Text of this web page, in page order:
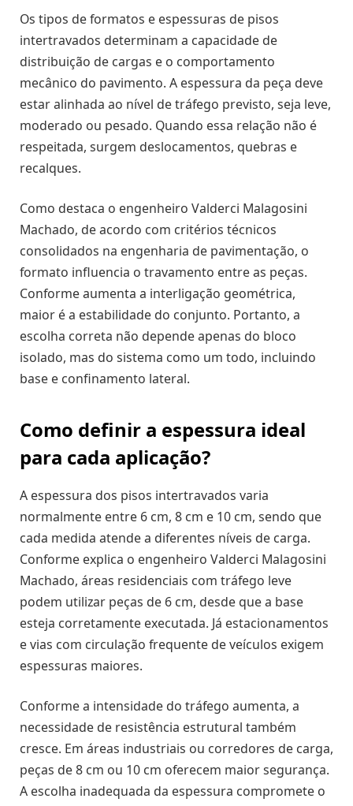
Os tipos de formatos e espessuras de pisos
intertravados determinam a capacidade de
distribuição de cargas e o comportamento
mecânico do pavimento. A espessura da peça deve
estar alinhada ao nível de tráfego previsto, seja leve,
moderado ou pesado. Quando essa relação não é
respeitada, surgem deslocamentos, quebras e
recalques.
Como destaca o engenheiro Valderci Malagosini
Machado, de acordo com critérios técnicos
consolidados na engenharia de pavimentação, o
formato influencia o travamento entre as peças.
Conforme aumenta a interligação geométrica,
maior é a estabilidade do conjunto. Portanto, a
escolha correta não depende apenas do bloco
isolado, mas do sistema como um todo, incluindo
base e confinamento lateral.
Como definir a espessura ideal
para cada aplicação?
A espessura dos pisos intertravados varia
normalmente entre 6 cm, 8 cm e 10 cm, sendo que
cada medida atende a diferentes níveis de carga.
Conforme explica o engenheiro Valderci Malagosini
Machado, áreas residenciais com tráfego leve
podem utilizar peças de 6 cm, desde que a base
esteja corretamente executada. Já estacionamentos
e vias com circulação frequente de veículos exigem
espessuras maiores.
Conforme a intensidade do tráfego aumenta, a
necessidade de resistência estrutural também
cresce. Em áreas industriais ou corredores de carga,
peças de 8 cm ou 10 cm oferecem maior segurança.
A escolha inadequada da espessura compromete o